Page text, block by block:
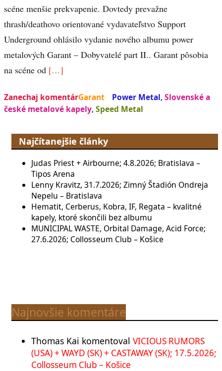
scéne menšie prekvapenie. Dovtedy prevažne
thrash/deathovo orientované vydavateľstvo Support
Underground ohlásilo vydanie nového albumu power
metalových Garant – Dobyvatelé part II.. Garant pôsobia
na scéne od […]
Zanechaj komentárGarant Power Metal, Slovenské a
české metalové kapely, Speed Metal
Najčítanejšie články
Judas Priest + Airbourne; 4.8.2026; Bratislava –
Tipos Arena
Lenny Kravitz, 31.7.2026; Zimný Štadión Ondreja
Nepelu – Bratislava
Hematit, Cerberus, Kobra, IF, Regata – kvalitné
kapely, ktoré skončili bez albumu
MUNICIPAL WASTE, Orbital Damage, Acid Force;
27.6.2026; Collosseum Club – Košice
Najnovšie komentáre
Thomas Kai komentoval VICIOUS RUMORS
(USA) + WAYD (SK) + CASTAWAY (SK); 17.5.2026;
Collosseum Club – Košice